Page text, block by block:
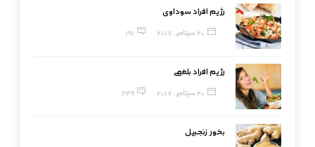
رژیم افراد سوداوی
20 سپتامبر, 2017 191
رژیم افراد بلغمی
20 سپتامبر, 2017 249
بخور زنجبیل